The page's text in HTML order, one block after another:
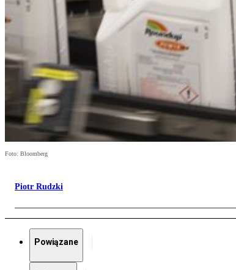
Foto: Bloomberg
Piotr Rudzki
Powiązane